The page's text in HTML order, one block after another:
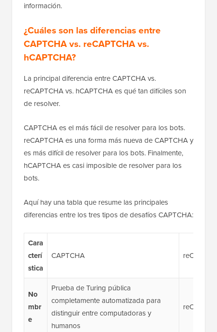
información.
¿Cuáles son las diferencias entre
CAPTCHA vs. reCAPTCHA vs.
hCAPTCHA?
La principal diferencia entre CAPTCHA vs.
reCAPTCHA vs. hCAPTCHA es qué tan difíciles son
de resolver.
CAPTCHA es el más fácil de resolver para los bots.
reCAPTCHA es una forma más nueva de CAPTCHA y
es más difícil de resolver para los bots. Finalmente,
hCAPTCHA es casi imposible de resolver para los
bots.
Aquí hay una tabla que resume las principales
diferencias entre los tres tipos de desafíos CAPTCHA:
Cara
cterí
stica
CAPTCHA
No
mbr
e
Prueba de Turing pública
completamente automatizada para
distinguir entre computadoras y
humanos